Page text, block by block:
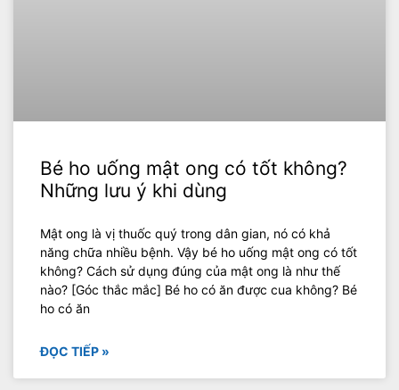
Bé ho uống mật ong có tốt không?
Những lưu ý khi dùng
Mật ong là vị thuốc quý trong dân gian, nó có khả
năng chữa nhiều bệnh. Vậy bé ho uống mật ong có tốt
không? Cách sử dụng đúng của mật ong là như thế
nào? [Góc thắc mắc] Bé ho có ăn được cua không? Bé
ho có ăn
ĐỌC TIẾP »